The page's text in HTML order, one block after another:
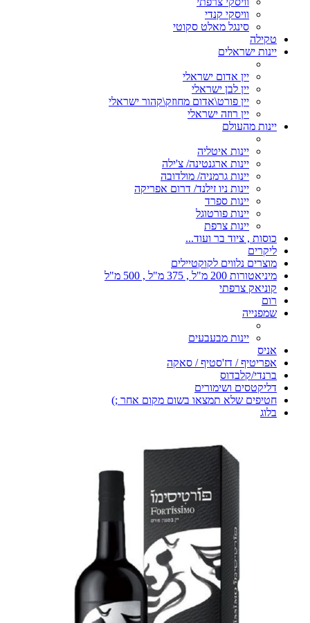
וויסקי קנדי
סינגל מאלט סקוטי
טקילה
יינות ישראלים
יין אדום ישראלי
יין לבן ישראלי
יין פורט\אדום מחוזק\קהור ישראלי
יין רוזה ישראלי
יינות מהעולם
יינות איטליה
יינות ארגנטינה/ צ'ילה
יינות גרמניה/ מולדובה
יינות ניו זילנד/ דרום אפריקה
יינות ספרד
יינות פורטוגל
יינות צרפת
כוסות , ציוד בר ועוד...
ליקרים
מוצרים נלווים לקוקטיילים
מיניאטורות 200 מ"ל , 375 מ"ל , 500 מ"ל
קוניאק צרפתי
רום
שמפנייה
יינות מבעבעים
אניס
אפריטיף / דז'סטיף / סאקה
ברנדי/קלבדוס
דליקטסים ושימורים
חטיפים שלא תמצאו בשום מקום אחר ;)
בלוג